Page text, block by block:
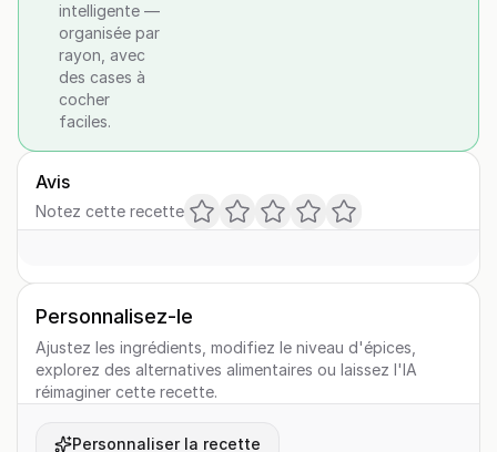
intelligente —
organisée par
rayon, avec
des cases à
cocher
faciles.
Avis
Notez cette recette
Personnalisez-le
Ajustez les ingrédients, modifiez le niveau d'épices,
explorez des alternatives alimentaires ou laissez l'IA
réimaginer cette recette.
Personnaliser la recette